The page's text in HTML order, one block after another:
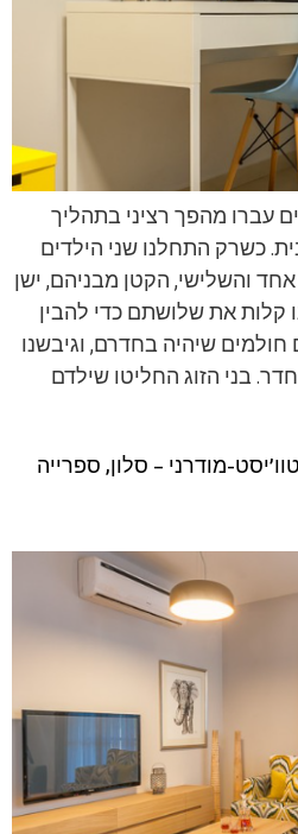
עברו מהפך רציני בתהליך
כשרק התחלנו שני הילדים
והשלישי, הקטן מבניהם, ישן
קלות את שלושתם כדי להבין
שיהיה בחדרם, וגיבשנו
בני הזוג החליטו שילדם
מודרני – סלון, ספרייה